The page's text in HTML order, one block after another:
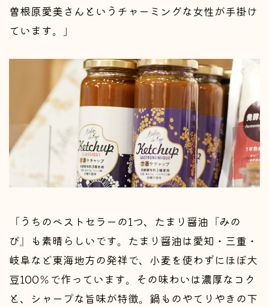
曽根原愛美さんというチャーミングな女性が手掛け
ています。」
「うちのベストセラーの1つ、たまり醤油『みの
び』も素晴らしいです。たまり醤油は愛知・三重・
岐阜など東海地方の発祥で、小麦を使わずにほぼ大
豆100％で作っています。その味わいは濃厚なコク
と、シャープな旨味が特徴。鍋ものやてりやきの下